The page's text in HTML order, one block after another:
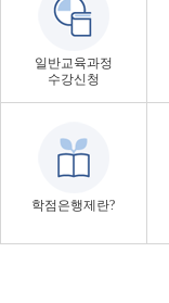
일반교육과정
수강신청
학점은행제란?